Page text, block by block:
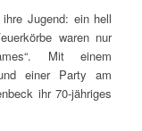
Jugend: ein hell
waren nur
Mit einem
einer Party am
ihr 70-jähriges